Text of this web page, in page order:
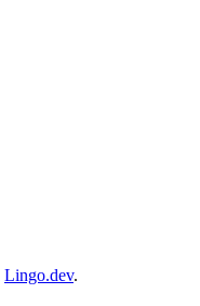
Lingo.dev.